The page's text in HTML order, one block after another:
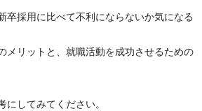
採用に比べて不利にならないか気になる
メリットと、就職活動を成功させるための
してみてください。